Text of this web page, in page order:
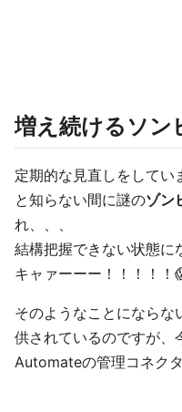
増え続けるソン
定期的な見直しをしてい
と知らない間に謎のゾン
れ、、、
結構把握できない状態に
キャァーーー！！！！！
そのようなことになら
供されているのですが
Automateの管理コネク